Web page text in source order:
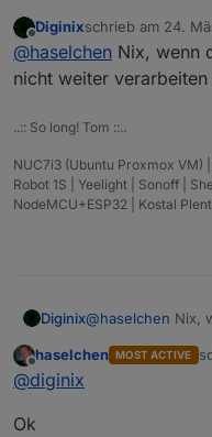
Stehe auch
einem
Habe mit dem
Nun ist das
Was soll da
Offline
Diginixschrieb am 24.
zuletzt editiert von
@haselchen Nix, wenn
nicht weiter verarbeiten
..:: So long! Tom ::..
NUC7i3 (Ubuntu Proxmox VM)
Robot 1S | Yeelight | Sonoff |
NodeMCU+ESP32 | Kostal
Diginix@haselchen Nix,
Offline
haselchen MOST ACTIVE
@diginix
Ok